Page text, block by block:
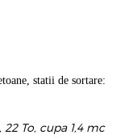
statii de sortare:
22 To, cupa 1,4 mc